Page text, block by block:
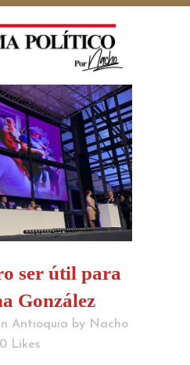
ser útil para
González
Antioquia by Nacho
0 Likes